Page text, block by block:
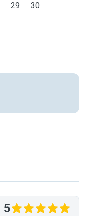
29 30
5